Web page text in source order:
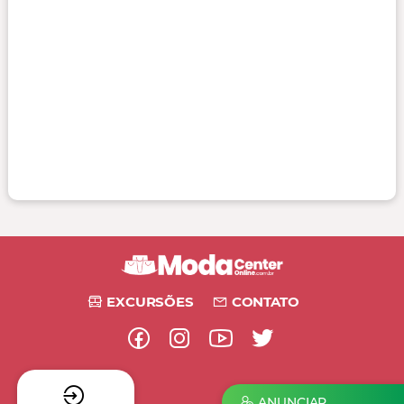
EXCURSÕES CONTATO